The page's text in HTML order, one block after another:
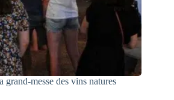
grand-messe des vins natures